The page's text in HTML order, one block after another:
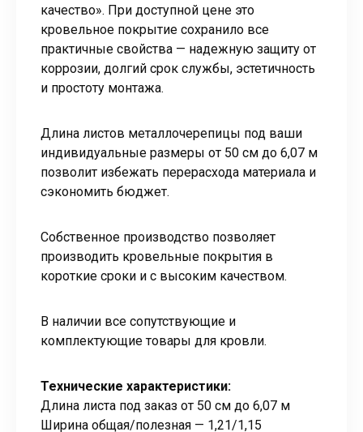
качество». При доступной цене это
кровельное покрытие сохранило все
практичные свойства — надежную защиту от
коррозии, долгий срок службы, эстетичность
и простоту монтажа.
Длина листов металлочерепицы под ваши
индивидуальные размеры от 50 см до 6,07 м
позволит избежать перерасхода материала и
сэкономить бюджет.
Собственное производство позволяет
производить кровельные покрытия в
короткие сроки и с высоким качеством.
В наличии все сопутствующие и
комплектующие товары для кровли.
Технические характеристики:
Длина листа под заказ от 50 см до 6,07 м
Ширина общая/полезная — 1,21/1,15